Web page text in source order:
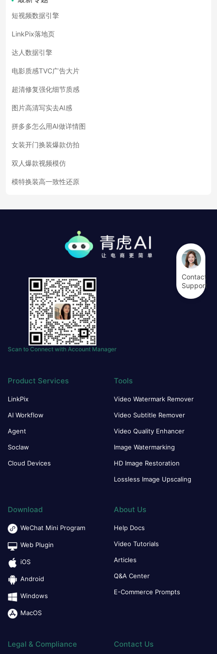
短视频数据引擎
LinkPix落地页
达人数据引擎
电影质感TVC广告大片
超清修复强化细节质感
图片高清写实去AI感
拼多多怎么用AI做详情图
女装开门换装爆款仿拍
双人爆款视频模仿
模特换装高一致性还原
Scan to Connect with Account Manager
Product Services
LinkPix
AI Workflow
Agent
Soclaw
Cloud Devices
Tools
Video Watermark Remover
Video Subtitle Remover
Video Quality Enhancer
Image Watermarking
HD Image Restoration
Lossless Image Upscaling
Download
WeChat Mini Program
Web Plugin
iOS
Android
Windows
MacOS
About Us
Help Docs
Video Tutorials
Articles
Q&A Center
E-Commerce Prompts
Legal & Compliance Contact Us
Contact
Support